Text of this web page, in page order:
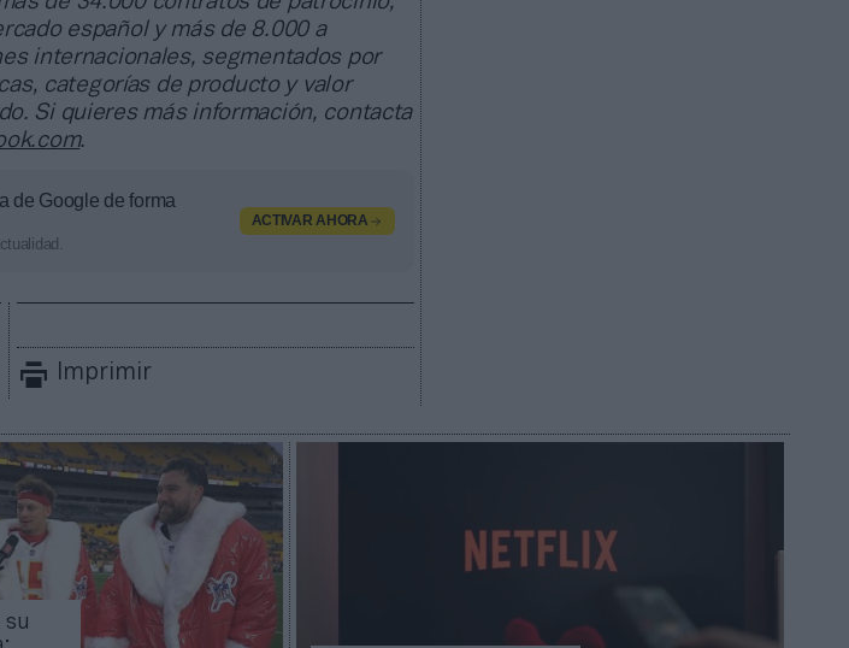
español y más de 8.000 a
internacionales, segmentados por
categorías de producto y valor
Si quieres más información, contacta
.
de Google de forma
ACTIVAR AHORA
Imprimir
su